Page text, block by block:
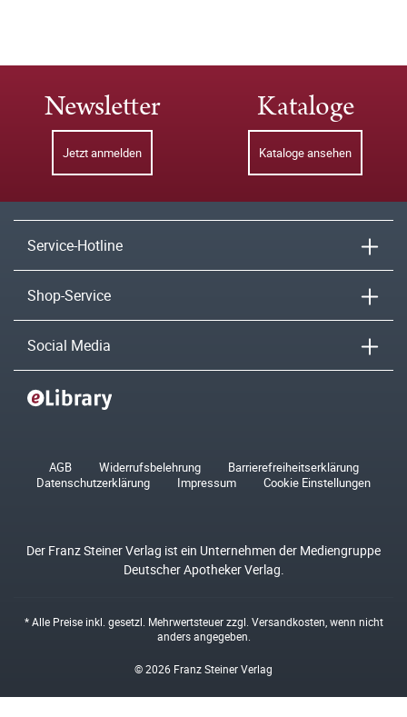
Newsletter
Jetzt anmelden
Kataloge
Kataloge ansehen
Service-Hotline
Shop-Service
Social Media
AGB Widerrufsbelehrung
Barrierefreiheitserklärung
Datenschutzerklärung
Impressum Cookie Einstellungen
Der Franz Steiner Verlag ist ein Unternehmen der Mediengruppe
Deutscher Apotheker Verlag.
* Alle Preise inkl. gesetzl. Mehrwertsteuer zzgl. Versandkosten , wenn nicht
anders angegeben.
© 2026 Franz Steiner Verlag